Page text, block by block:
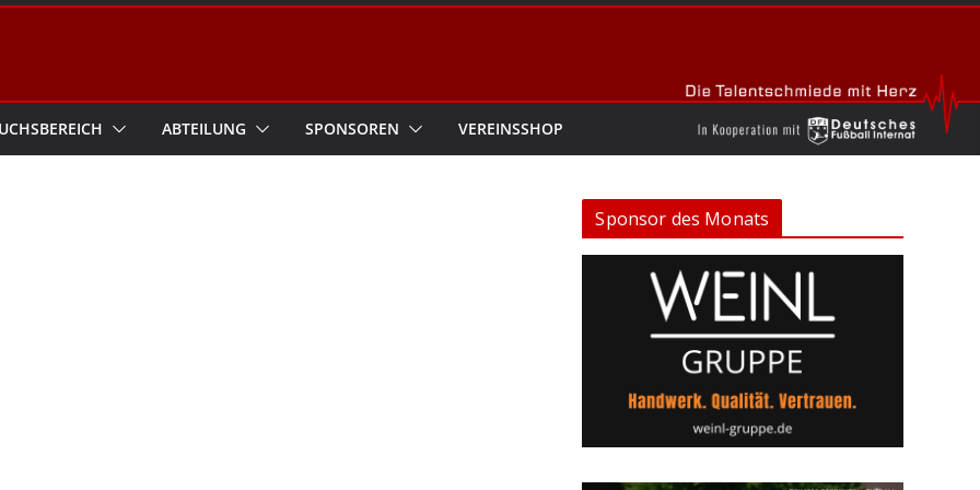
ABTEILUNG SPONSOREN VEREINSSHOP
Sponsor des Monats